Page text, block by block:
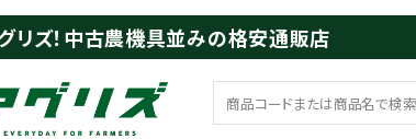
リズ！中古農機具並みの格安通販店